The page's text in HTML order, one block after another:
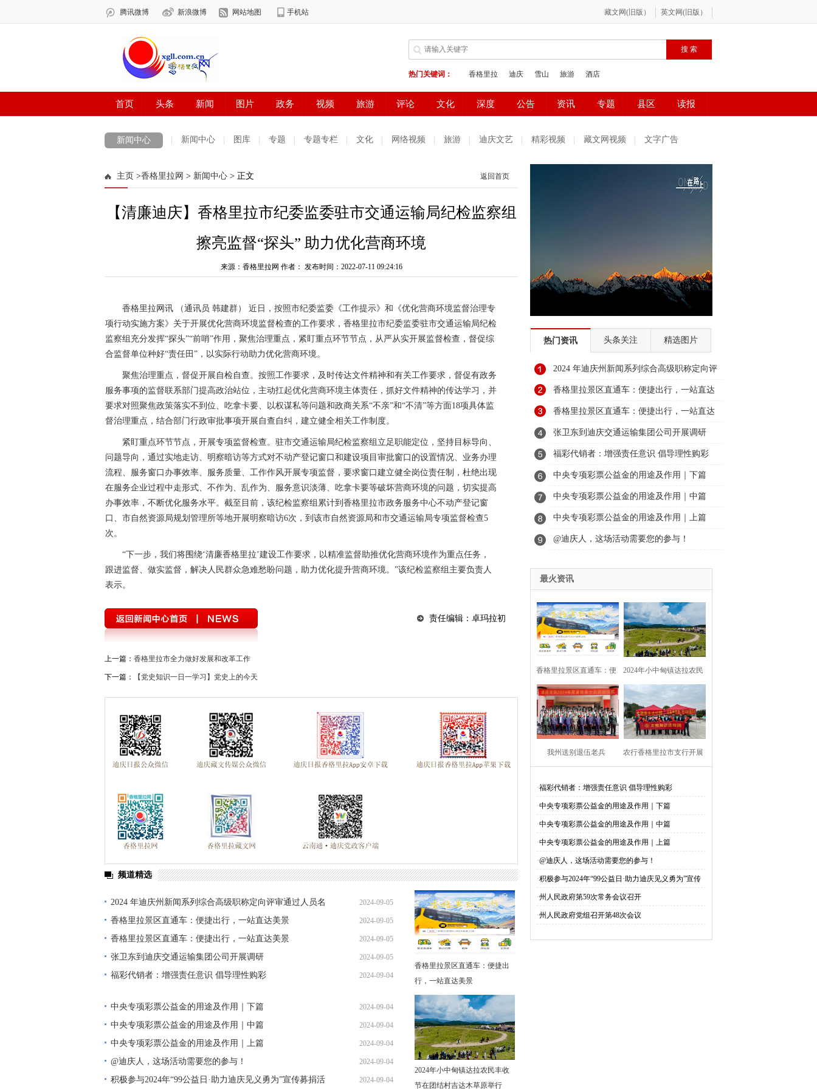
新闻中心 新闻中心 图库 专题 专题专栏 文化 网络视频 旅游 迪庆文艺 精彩视频 藏文网视频 文字广告
社区精选 魅力古镇 百姓感受
法治迪庆
主页 >香格里拉网 > 新闻中心 > 正文 返回首页
【清廉迪庆】香格里拉市纪委监委驻市交通运输局纪检监察组
擦亮监督“探头” 助力优化营商环境
来源：香格里拉网 作者： 发布时间：2022-07-11 09:24:16
香格里拉网讯 （通讯员 韩建群）
近日，按照市纪委监委《工作提示》和《优化营商环境监督治理专
项行动实施方案》关于开展优化营商环境监督检查的工作要求，香格里拉市纪委监委驻市交通运输局纪检
监察组充分发挥“探头”“前哨”作用，聚焦治理重点，紧盯重点环节节点，从严从实开展监督检查，督促综
合监督单位种好“责任田”，以实际行动助力优化营商环境。
聚焦治理重点，督促开展自检自查。按照工作要求，及时传达文件精神和有关工作要求，督促有政务
服务事项的监督联系部门提高政治站位，主动扛起优化营商环境主体责任，抓好文件精神的传达学习，并
要求对照聚焦政策落实不到位、吃拿卡要、以权谋私等问题和政商关系“不亲”和“不清”等方面18项具体监
督治理重点，结合部门行政审批事项开展自查自纠，建立健全相关工作制度。
紧盯重点环节节点，开展专项监督检查。驻市交通运输局纪检监察组立足职能定位，坚持目标导向、
问题导向，通过实地走访、明察暗访等方式对不动产登记窗口和建设项目审批窗口的设置情况、业务办理
流程、服务窗口办事效率、服务质量、工作作风开展专项监督，要求窗口建立健全岗位责任制，杜绝出现
在服务企业过程中走形式、不作为、乱作为、服务意识淡薄、吃拿卡要等破坏营商环境的问题，切实提高
办事效率，不断优化服务水平。截至目前，该纪检监察组累计到香格里拉市政务服务中心不动产登记窗
口、市自然资源局规划管理所等地开展明察暗访6次，到该市自然资源局和市交通运输局专项监督检查5
次。
“下一步，我们将围绕‘清廉香格里拉’建设工作要求，以精准监督助推优化营商环境作为重点任务，
跟进监督、做实监督，解决人民群众急难愁盼问题，助力优化提升营商环境。”该纪检监察组主要负责人
表示。
责任编辑：卓玛拉初
上一篇： 香格里拉市全力做好发展和改革工作
下一篇： 【党史知识一日一学习】党史上的今天
频道精选
2024 年迪庆州新闻系列综合高级职称定向评审通过人员名
单公示
2024-09-05
香格里拉景区直通车：便捷出行，一站直达美景 2024-09-05
香格里拉景区直通车：便捷出行，一站直达美景 2024-09-05
张卫东到迪庆交通运输集团公司开展调研 2024-09-05
福彩代销者：增强责任意识 倡导理性购彩 2024-09-04
中央专项彩票公益金的用途及作用｜下篇 2024-09-04
中央专项彩票公益金的用途及作用｜中篇 2024-09-04
中央专项彩票公益金的用途及作用｜上篇 2024-09-04
@迪庆人，这场活动需要您的参与！ 2024-09-04
积极参与2024年“99公益日·助力迪庆见义勇为”宣传募捐活 2024-09-04
香格里拉景区直通车：便捷出
行，一站直达美景
2024年小中甸镇达拉农民丰收
节在团结村吉达木草原举行
热门资讯 头条关注 精选图片
2024 年迪庆州新闻系列综合高级职称定向评
审通过人员名单公示
香格里拉景区直通车：便捷出行，一站直达
美景
香格里拉景区直通车：便捷出行，一站直达
美景
张卫东到迪庆交通运输集团公司开展调研
福彩代销者：增强责任意识 倡导理性购彩
中央专项彩票公益金的用途及作用｜下篇
中央专项彩票公益金的用途及作用｜中篇
中央专项彩票公益金的用途及作用｜上篇
@迪庆人，这场活动需要您的参与！
最火资讯
香格里拉景区直通车：便
捷出行，一站直达美景
2024年小中甸镇达拉农民
丰收节在团结村吉达木草
原举行
我州送别退伍老兵​ 农行香格里拉市支行开展
·福彩代销者：增强责任意识 倡导理性购彩
·中央专项彩票公益金的用途及作用｜下篇
·中央专项彩票公益金的用途及作用｜中篇
·中央专项彩票公益金的用途及作用｜上篇
·@迪庆人，这场活动需要您的参与！
·积极参与2024年“99公益日·助力迪庆见义勇为”宣传
募捐活动倡议书
·州人民政府第59次常务会议召开
·州人民政府党组召开第48次会议